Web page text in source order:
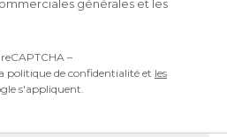
générales et les
–
politique de confidentialité et les
s'appliquent.